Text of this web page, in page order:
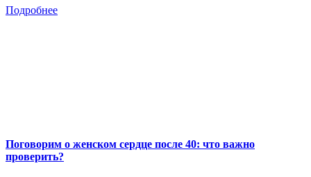
Подробнее
Поговорим о женском сердце после 40: что важно
проверить?